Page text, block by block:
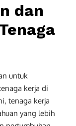
dan
untuk
kerja di
tenaga kerja
yang lebih